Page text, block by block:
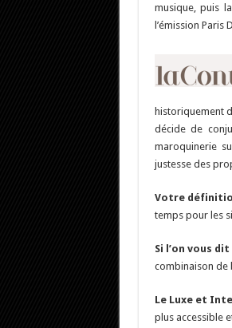
musique, puis
l’émission Paris
historiquement
décide de
maroquinerie
justesse des
Votre
temps pour les
Si l’on vous
combinaison de
Le Luxe et
plus accessible